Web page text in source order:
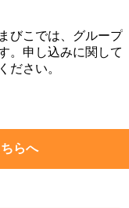
びこでは、グループ
。申し込みに関して
ださい。
らへ